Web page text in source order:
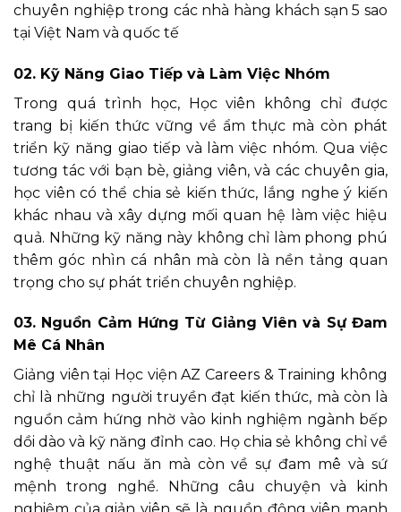
chuyên nghiệp trong các nhà hàng khách sạn 5 sao
tại Việt Nam và quốc tế
02. Kỹ Năng Giao Tiếp và Làm Việc Nhóm
Trong quá trình học, Học viên không chỉ được
trang bị kiến thức vững về ẩm thực mà còn phát
triển kỹ năng giao tiếp và làm việc nhóm. Qua việc
tương tác với bạn bè, giảng viên, và các chuyên gia,
học viên có thể chia sẻ kiến thức, lắng nghe ý kiến
khác nhau và xây dựng mối quan hệ làm việc hiệu
quả. Những kỹ năng này không chỉ làm phong phú
thêm góc nhìn cá nhân mà còn là nền tảng quan
trọng cho sự phát triển chuyên nghiệp.
03. Nguồn Cảm Hứng Từ Giảng Viên và Sự Đam
Mê Cá Nhân
Giảng viên tại Học viện AZ Careers & Training không
chỉ là những người truyền đạt kiến thức, mà còn là
nguồn cảm hứng nhờ vào kinh nghiệm ngành bếp
dồi dào và kỹ năng đỉnh cao. Họ chia sẻ không chỉ về
nghệ thuật nấu ăn mà còn về sự đam mê và sứ
mệnh trong nghề. Những câu chuyện và kinh